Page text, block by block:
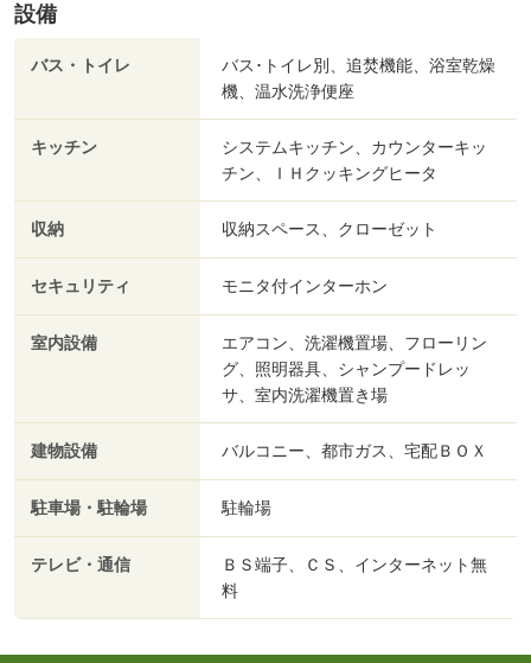
設備
バス・トイレ
バス･トイレ別、追焚機能、浴室乾燥
機、温水洗浄便座
キッチン
システムキッチン、カウンターキッ
チン、ＩＨクッキングヒータ
収納 収納スペース、クローゼット
セキュリティ モニタ付インターホン
室内設備
エアコン、洗濯機置場、フローリン
グ、照明器具、シャンプードレッ
サ、室内洗濯機置き場
建物設備 バルコニー、都市ガス、宅配ＢＯＸ
駐車場・駐輪場 駐輪場
テレビ・通信
ＢＳ端子、ＣＳ、インターネット無
料